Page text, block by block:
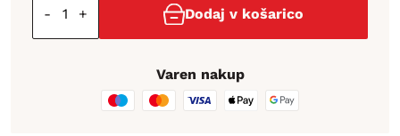
- + Dodaj v košarico
Varen nakup